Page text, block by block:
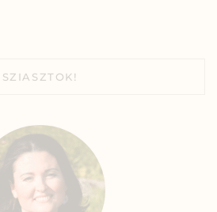
SZIASZTOK!